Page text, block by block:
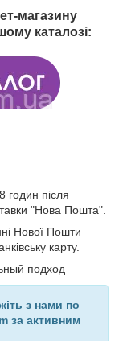
магазину
каталозі:
годин після
"Нова Пошта".
Нової Пошти
карту.
з нами по
за активним